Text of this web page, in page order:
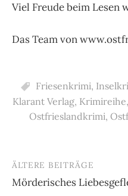
Viel Freude beim Lesen
Das Team von
Friesenkrimi,
Klarant Verlag, Krimireihe,
Ostfrieslandkrimi,
Beitragsnavigation
ÄLTERE BEITRÄGE
Mörderisches